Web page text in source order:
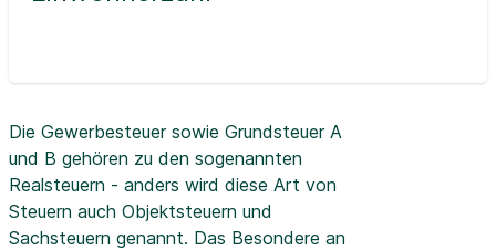
Die Gewerbesteuer sowie Grundsteuer A
und B gehören zu den sogenannten
Realsteuern - anders wird diese Art von
Steuern auch Objektsteuern und
Sachsteuern genannt. Das Besondere an